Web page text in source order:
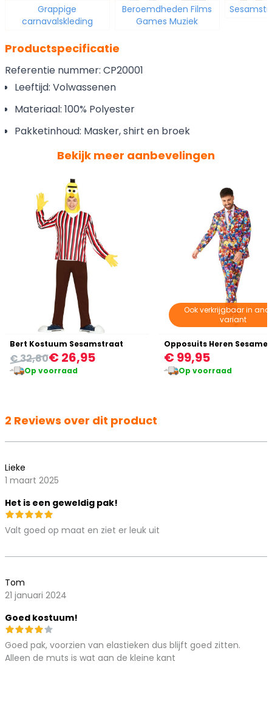
Grappige
carnavalskleding
Beroemdheden Films
Games Muziek
Productspecificatie
Referentie nummer: CP20001
Leeftijd: Volwassenen
Materiaal: 100% Polyester
Pakketinhoud: Masker, shirt en broek
Bekijk meer aanbevelingen
Bert Kostuum Sesamstraat
€ 26,95
€ 32,80
Op voorraad
Ook verkrijgbaar in
variant
€ 99,95
Op voorraad
2 Reviews over dit product
Lieke
1 maart 2025
Het is een geweldig pak!
Valt goed op maat en ziet er leuk uit
Tom
21 januari 2024
Goed kostuum!
Goed pak, voorzien van elastieken dus blijft goed zitten.
Alleen de muts is wat aan de kleine kant